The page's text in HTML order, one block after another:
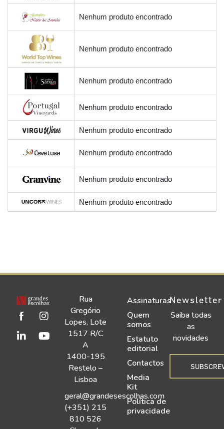
Nenhum produto encontrado
Nenhum produto encontrado
Nenhum produto encontrado
Nenhum produto encontrado
Nenhum produto encontrado
Nenhum produto encontrado
Nenhum produto encontrado
Nenhum produto encontrado
Rua
Gregório
Lopes, Lote
1517 R/C
A
1400-195
Restelo –
Lisboa
geral@grandesescolhas.com
(+351) 215
810 526
Assinaturas
Quem
somos
Estatuto
editorial
Contactos
Media
Kit
Política de
privacidade
Newsletter
Saiba todas
as
novidades